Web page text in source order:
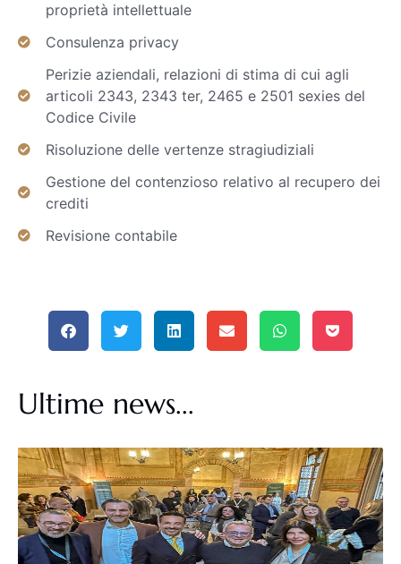
proprietà intellettuale
Consulenza privacy
Perizie aziendali, relazioni di stima di cui agli
articoli 2343, 2343 ter, 2465 e 2501 sexies del
Codice Civile
Risoluzione delle vertenze stragiudiziali
Gestione del contenzioso relativo al recupero dei
crediti
Revisione contabile
Ultime news...